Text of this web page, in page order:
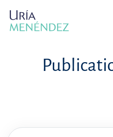
Filter results